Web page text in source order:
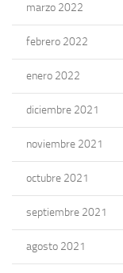
marzo 2022
febrero 2022
enero 2022
diciembre 2021
noviembre 2021
octubre 2021
septiembre 2021
agosto 2021